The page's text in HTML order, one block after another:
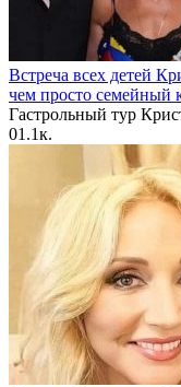
Встреча всех детей
чем просто семейный
Гастрольный тур
01.1к.